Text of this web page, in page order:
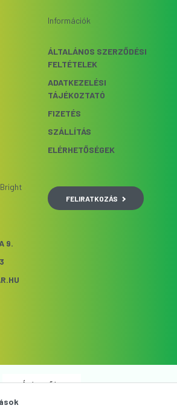
Információk
ÁLTALÁNOS SZERZŐDÉSI
FELTÉTELEK
ADATKEZELÉSI
TÁJÉKOZTATÓ
FIZETÉS
SZÁLLÍTÁS
ELÉRHETŐSÉGEK
9.
FELIRATKOZÁS
Árukereső.hu